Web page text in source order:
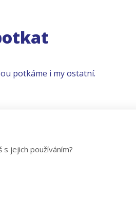
potkáme i my ostatní.
s jejich používáním?